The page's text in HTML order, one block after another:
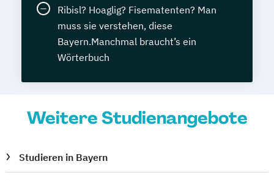
Ribisl? Hoaglig? Fisematenten? Man
muss sie verstehen, diese
Bayern.Manchmal braucht’s ein
Wörterbuch
Weitere Studienangebote
Studieren in Bayern